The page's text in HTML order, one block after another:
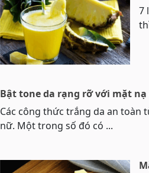
7
Bật tone da rạng rỡ với mặt
Các công thức trắng da an toàn
nữ. Một trong số đó có ...